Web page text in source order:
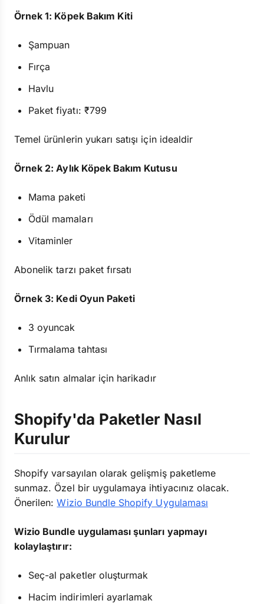
Örnek 1: Köpek Bakım Kiti
Şampuan
Fırça
Havlu
Paket fiyatı: ₹799
Temel ürünlerin yukarı satışı için idealdir
Örnek 2: Aylık Köpek Bakım Kutusu
Mama paketi
Ödül mamaları
Vitaminler
Abonelik tarzı paket fırsatı
Örnek 3: Kedi Oyun Paketi
3 oyuncak
Tırmalama tahtası
Anlık satın almalar için harikadır
Shopify'da Paketler Nasıl
Kurulur
Shopify varsayılan olarak gelişmiş paketleme
sunmaz. Özel bir uygulamaya ihtiyacınız olacak.
Önerilen:Wizio Bundle Shopify Uygulaması
Wizio Bundle uygulaması şunları yapmayı
kolaylaştırır:
Seç-al paketler oluşturmak
Hacim indirimleri ayarlamak